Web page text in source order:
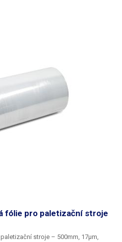
fólie pro paletizační stroje
stroje – 500mm, 17µm,